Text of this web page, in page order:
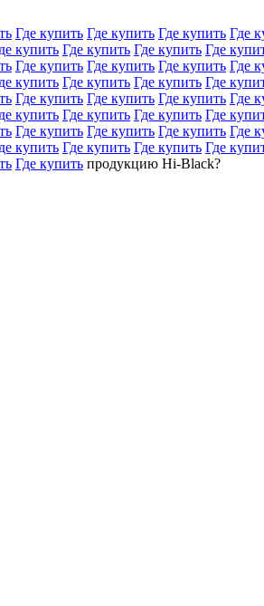
Где купить Где купить Где купить Где
купить Где купить Где купить Где
Где купить Где купить Где купить Где
купить Где купить Где купить Где
Где купить Где купить Где купить Где
купить Где купить Где купить Где
Где купить Где купить Где купить Где
купить Где купить Где купить Где
Где купить продукцию Hi-Black?